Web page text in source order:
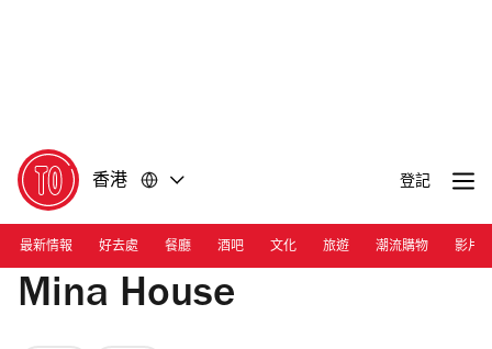
香港 登記
最新情報 好去處 餐廳 酒吧 文化 旅遊 潮流購物 影片
Mina House